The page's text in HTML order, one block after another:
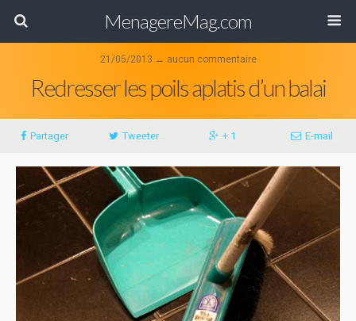
MenagereMag.com
21/05/2013 ↔ aucun commentaire
Redresser les poils aplatis d’un balai
Partager Tweeter + 1 E-mail